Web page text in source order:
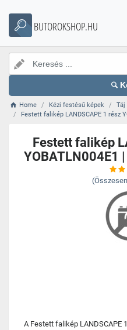
BUTOROKSHOP.HU
Home Kézi festésű képek
Táj
Festett falikép LANDSCAPE 1 rész
Festett falikép
YOBATLN004E1
(Összesen
A Festett falikép LANDSCAPE